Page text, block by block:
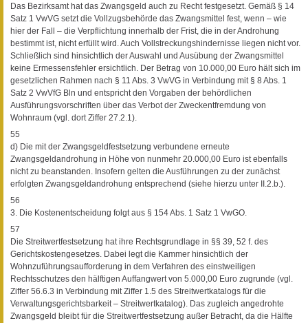
Das Bezirksamt hat das Zwangsgeld auch zu Recht festgesetzt. Gemäß § 14
Satz 1 VwVG setzt die Vollzugsbehörde das Zwangsmittel fest, wenn – wie
hier der Fall – die Verpflichtung innerhalb der Frist, die in der Androhung
bestimmt ist, nicht erfüllt wird. Auch Vollstreckungshindernisse liegen nicht vor.
Schließlich sind hinsichtlich der Auswahl und Ausübung der Zwangsmittel
keine Ermessensfehler ersichtlich. Der Betrag von 10.000,00 Euro hält sich im
gesetzlichen Rahmen nach § 11 Abs. 3 VwVG in Verbindung mit § 8 Abs. 1
Satz 2 VwVfG Bln und entspricht den Vorgaben der behördlichen
Ausführungsvorschriften über das Verbot der Zweckentfremdung von
Wohnraum (vgl. dort Ziffer 27.2.1).
55
d) Die mit der Zwangsgeldfestsetzung verbundene erneute
Zwangsgeldandrohung in Höhe von nunmehr 20.000,00 Euro ist ebenfalls
nicht zu beanstanden. Insofern gelten die Ausführungen zu der zunächst
erfolgten Zwangsgeldandrohung entsprechend (siehe hierzu unter II.2.b.).
56
3. Die Kostenentscheidung folgt aus § 154 Abs. 1 Satz 1 VwGO.
57
Die Streitwertfestsetzung hat ihre Rechtsgrundlage in §§ 39, 52 f. des
Gerichtskostengesetzes. Dabei legt die Kammer hinsichtlich der
Wohnzuführungsaufforderung in dem Verfahren des einstweiligen
Rechtsschutzes den hälftigen Auffangwert von 5.000,00 Euro zugrunde (vgl.
Ziffer 56.6.3 in Verbindung mit Ziffer 1.5 des Streitwertkatalogs für die
Verwaltungsgerichtsbarkeit – Streitwertkatalog). Das zugleich angedrohte
Zwangsgeld bleibt für die Streitwertfestsetzung außer Betracht, da die Hälfte